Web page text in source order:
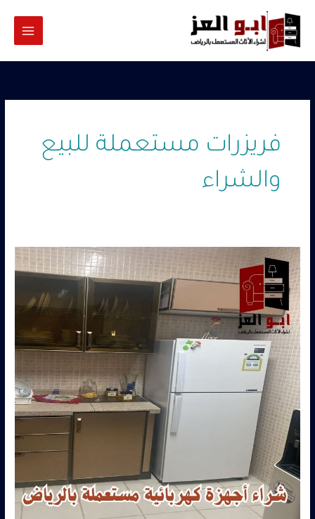
المحتوى
فريزرات مستعملة للبيع
والشراء
شراء
فريزرات
مطاعم
جنوب
الرياض
–
نشتري
كاش
0560485279